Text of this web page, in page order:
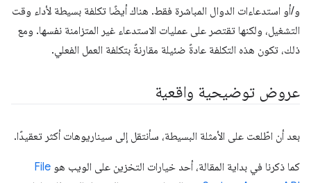
و/أو استدعاءات الدوال المباشرة فقط. هناك أيضًا تكلفة بسيطة لأداء وقت
التشغيل، ولكنها تقتصر على عمليات الاستدعاء غير المتزامنة نفسها. ومع
ذلك، تكون هذه التكلفة عادةً ضئيلة مقارنةً بتكلفة العمل الفعلي.
عروض توضيحية واقعية
بعد أن اطّلعت على الأمثلة البسيطة، سأنتقل إلى سيناريوهات أكثر تعقيدًا.
كما ذكرنا في بداية المقالة، أحد خيارات التخزين على الويب هو File